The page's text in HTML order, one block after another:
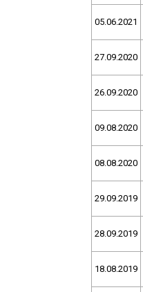
05.06.2021
27.09.2020
26.09.2020
09.08.2020
08.08.2020
29.09.2019
28.09.2019
18.08.2019